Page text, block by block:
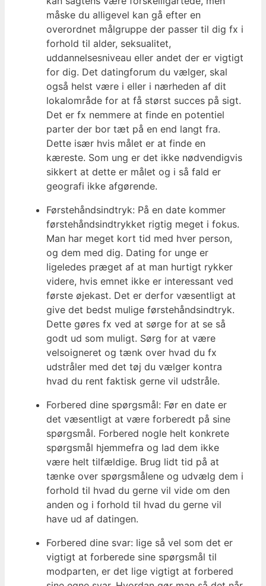
måske du alligevel kan gå efter en
overordnet målgruppe der passer til dig fx i
forhold til alder, seksualitet,
uddannelsesniveau eller andet der er vigtigt
for dig. Det datingforum du vælger, skal
også helst være i eller i nærheden af dit
lokalområde for at få størst succes på sigt.
Det er fx nemmere at finde en potentiel
parter der bor tæt på en end langt fra.
Dette især hvis målet er at finde en
kæreste. Som ung er det ikke nødvendigvis
sikkert at dette er målet og i så fald er
geografi ikke afgørende.
Førstehåndsindtryk: På en date kommer
førstehåndsindtrykket rigtig meget i fokus.
Man har meget kort tid med hver person,
og dem med dig. Dating for unge er
ligeledes præget af at man hurtigt rykker
videre, hvis emnet ikke er interessant ved
første øjekast. Det er derfor væsentligt at
give det bedst mulige førstehåndsindtryk.
Dette gøres fx ved at sørge for at se så
godt ud som muligt. Sørg for at være
velsoigneret og tænk over hvad du fx
udstråler med det tøj du vælger kontra
hvad du rent faktisk gerne vil udstråle.
Forbered dine spørgsmål: Før en date er
det væsentligt at være forberedt på sine
spørgsmål. Forbered nogle helt konkrete
spørgsmål hjemmefra og lad dem ikke
være helt tilfældige. Brug lidt tid på at
tænke over spørgsmålene og udvælg dem i
forhold til hvad du gerne vil vide om den
anden og i forhold til hvad du gerne vil
have ud af datingen.
Forbered dine svar: lige så vel som det er
vigtigt at forberede sine spørgsmål til
modparten, er det lige vigtigt at forbered